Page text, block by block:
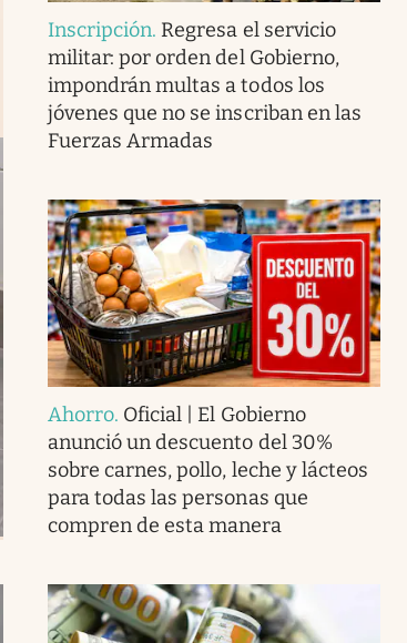
Inscripción. Regresa el servicio
militar: por orden del Gobierno,
impondrán multas a todos los
jóvenes que no se inscriban en las
Fuerzas Armadas
Ahorro. Oficial | El Gobierno
anunció un descuento del 30%
sobre carnes, pollo, leche y lácteos
para todas las personas que
compren de esta manera